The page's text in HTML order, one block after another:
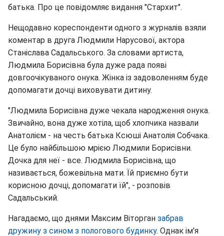
батька. Про це повідомляє видання "Стархит".
Нещодавно кореспонденти одного з журналів взяли
коментар в друга Людмили Нарусової, актора
Станіслава Садальського. За словами артиста,
Людмила Борисівна була дуже рада появі
довгоочікуваного онука. Жінка із задоволенням буде
допомагати дочці виховувати дитину.
"Людмила Борисівна дуже чекала народження онука.
Звичайно, вона дуже хотіла, щоб хлопчика назвали
Анатолієм - на честь батька Ксюші Анатолія Собчака.
Це було найбільшою мрією Людмили Борисівни.
Дочка для неї - все. Людмила Борисівна, що
називається, божевільна мати. Їй приємно бути
корисною дочці, допомагати їй", - розповів
Садальський.
Нагадаємо, що днями Максим Віторган забрав
дружину з сином з пологового будинку. Однак ім'я